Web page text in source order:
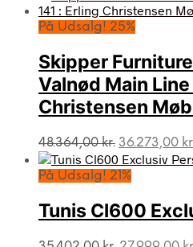
pris
var:
På Udsalg! 25%
Skipper
Valnød Main
Christensen
48.364,00kr. Den
oprindelige
pris
48.364,00
36.273,00
På Udsalg! 21%
Tunis Cl600